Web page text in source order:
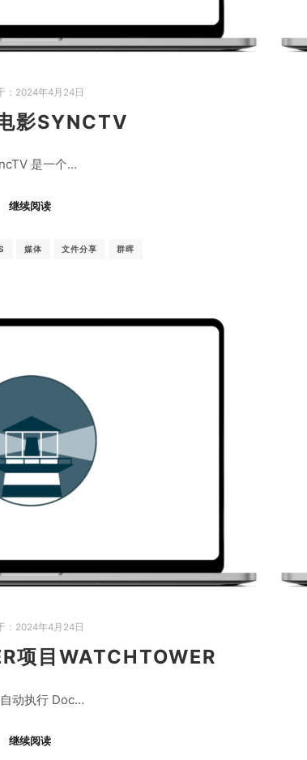
： 2024年4月24日
影SYNCTV
是一个…
继续阅读
媒体 文件分享 群晖
： 2024年4月24日
项目WATCHTOWER
动执行 Doc…
继续阅读